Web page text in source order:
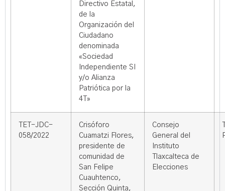
Directivo Estatal,
de la
Organización del
Ciudadano
denominada
«Sociedad
Independiente SI
y/o Alianza
Patriótica por la
4T»
TET-JDC-
058/2022
Crisóforo
Cuamatzi Flores,
presidente de
comunidad de
San Felipe
Cuauhtenco,
Sección Quinta,
Consejo
General del
Instituto
Tlaxcalteca de
Elecciones